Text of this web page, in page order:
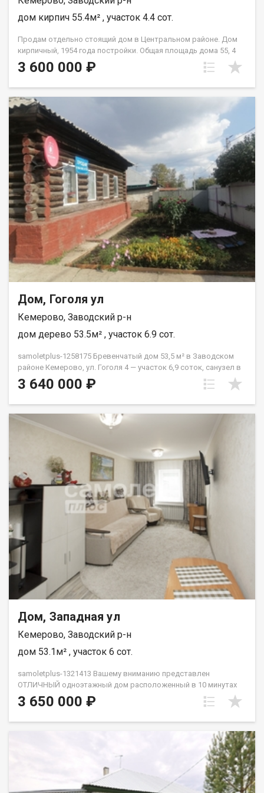
дом кирпич 55.4м² , участок 4.4 сот.
Продам отдельно стоящий дом в Центральном районе. Дом
кирпичный, 1954 года постройки. Общая площадь дома 55, 4
кв.м.. В доме 3 комнаты + кухня + прихожая + кладовая +
веранда. Окна деревянные, пол деревянный. Отопление
кв.м.) в собственности, межевание есть. На участке есть баня,
кирпичный гараж, навес для второго транспорта, хоз блок, 2
погреба. Участок ровный, ухоженный, с посадками плодовых
деревьев. Чистая продажа по 1 ДКП. 2 взрослых
собственника.. Без долгов и обременений.
3 600 000 ₽
Дом, Гоголя ул
Кемерово, Заводский р-н
дом дерево 53.5м² , участок 6.9 сот.
samoletplus-1258175 Бревенчатый дом 53,5 м² в Заводском
районе Кемерово, ул. Гоголя 4 — участок 6,9 соток, санузел в
доме, пластиковые окна. Рассмотрим обмен на 2-комнатную
квартиру. Дом из лиственницы, отопление печное с
водонагревателем, замена проводки, счётчики воды,
надёжная входная дверь, отдельное место для хранения
Рядом остановки трамвая и автобуса, продуктовые
магазины, аптека — всё необходимое в шаговой доступности.
Один взрослый собственник, без долгов и обременений.
Наличные, ипотека, материнский капитал, сертификаты. АН
«Самолёт Плюс» на рынке недвижимости Кемерово с 2010
года. Полное сопровождение сделкиГарантия юридической
чистоты сделки Звоните с 9:00 до 21:00 — ответим на
вопросы и организуем просмотр! Иккерт Владимир
3 640 000 ₽
Дом, Западная ул
Кемерово, Заводский р-н
дом 53.1м² , участок 6 сот.
samoletplus-1321413 Вашему вниманию представлен
ОТЛИЧНЫЙ одноэтажный дом расположенный в 10 минутах
от центра города! Обременений нет; материнский капитал не
использовался, перепланировок нет, по одному договору
общей площадью 53,1 кв. м. Дом на одного хозяина, соседей
нет.Отопление: печноe / элeктричecкое.Водоснабжение:
сeптик.Остается: кухонный гарнитур, кухонная печь с
вытяжкой, диван, кресло, кровать двухспальная, стенка
горка, зеркало и шкаф, компьютерный стол.Документы
3 650 000 ₽